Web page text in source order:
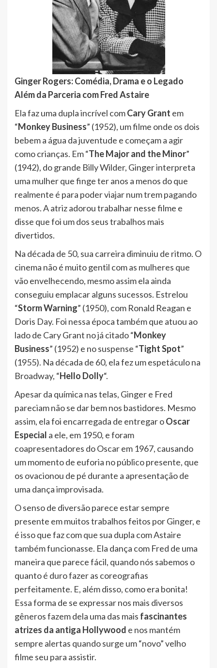
Ginger Rogers: Comédia, Drama e o Legado
Além da Parceria com Fred Astaire
Ela faz uma dupla incrível comCary Grant em
“Monkey Business” (1952), um filme onde os dois
bebem a água da juventude e começam a agir
como crianças. Em “The Major and the Minor”
(1942), do grande Billy Wilder, Ginger interpreta
uma mulher que finge ter anos a menos do que
realmente é para poder viajar num trem pagando
menos. A atriz adorou trabalhar nesse filme e
disse que foi um dos seus trabalhos mais
divertidos.
Na década de 50, sua carreira diminuiu de ritmo. O
cinema não é muito gentil com as mulheres que
vão envelhecendo, mesmo assim ela ainda
conseguiu emplacar alguns sucessos. Estrelou
“Storm Warning” (1950), com Ronald Reagan e
Doris Day. Foi nessa época também que atuou ao
lado de Cary Grant no já citado “Monkey
Business” (1952) e no suspense “Tight Spot”
(1955). Na década de 60, ela fez um espetáculo na
Broadway, “Hello Dolly“.
Apesar da química nas telas, Ginger e Fred
pareciam não se dar bem nos bastidores. Mesmo
assim, ela foi encarregada de entregar oOscar
Especial a ele, em 1950, e foram
coapresentadores do Oscar em 1967, causando
um momento de euforia no público presente, que
os ovacionou de pé durante a apresentação de
uma dança improvisada.
O senso de diversão parece estar sempre
presente em muitos trabalhos feitos por Ginger, e
é isso que faz com que sua dupla com Astaire
também funcionasse. Ela dança com Fred de uma
maneira que parece fácil, quando nós sabemos o
quanto é duro fazer as coreografias
perfeitamente. E, além disso, como era bonita!
Essa forma de se expressar nos mais diversos
gêneros fazem dela uma das mais fascinantes
atrizes da antiga Hollywood e nos mantém
sempre alertas quando surge um “novo” velho
filme seu para assistir.